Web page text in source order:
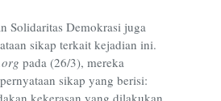
Solidaritas Demokrasi juga
sikap terkait kejadian ini.
pada (26/3), mereka
sikap yang berisi:
kekerasan yang dilakukan